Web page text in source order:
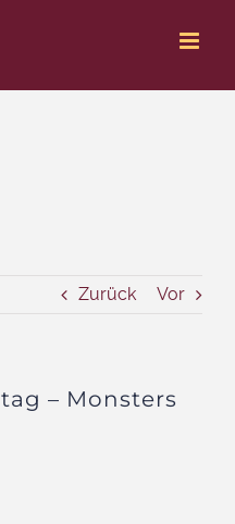
Zurück Vor
– Monsters